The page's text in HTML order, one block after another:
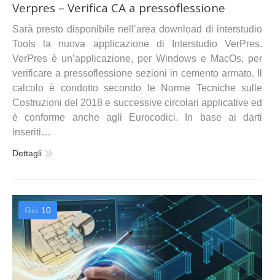
Verpres – Verifica CA a pressoflessione
Sarà presto disponibile nell’area download di interstudio
Tools la nuova applicazione di Interstudio VerPres.
VerPres è un’applicazione, per Windows e MacOs, per
verificare a pressoflessione sezioni in cemento armato. Il
calcolo è condotto secondo le Norme Tecniche sulle
Costruzioni del 2018 e successive circolari applicative ed
è conforme anche agli Eurocodici. In base ai darti
inseriti…
Dettagli
Giu 10